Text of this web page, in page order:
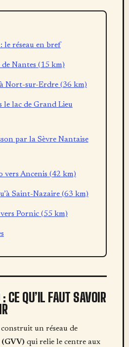
le réseau en bref
de Nantes (15 km)
Nort-sur-Erdre (36 km)
le lac de Grand Lieu
par la Sèvre Nantaise
vers Ancenis (42 km)
Saint-Nazaire (63 km)
vers Pornic (55 km)
CE QU’IL FAUT SAVOIR
un réseau de
(GVV) qui relie le centre aux